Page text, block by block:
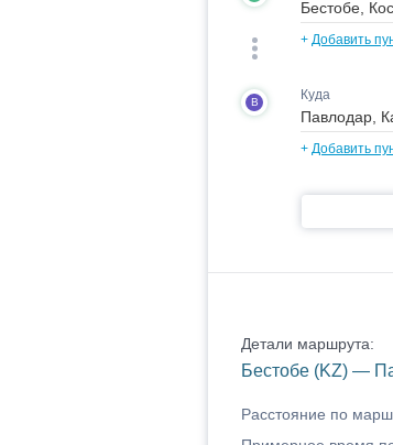
+ Добавить
B Куда
+ Добавить
Детали маршрута:
Бестобе (KZ) —
Расстояние по